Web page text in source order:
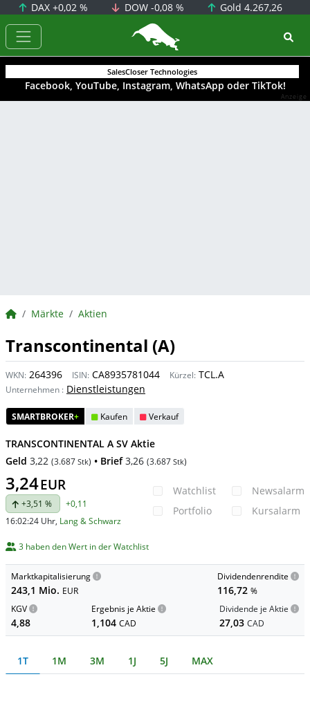
DAX+0,02 % DOW -0,08 % Gold4.267,26
BörsenNEWS.de
SalesCloser Technologies
Facebook, YouTube, Instagram, WhatsApp oder TikTok!
Anzeige
BörsenNEWS.de
Märkte Aktien
Transcontinental (A)
WKN: 264396 ISIN: CA8935781044 Kürzel: TCL.A
Unternehmen : Dienstleistungen
SMARTBROKER+ Kaufen Verkauf
TRANSCONTINENTAL A SV Aktie
Geld 3,22 (3.687 Stk) • Brief 3,26 (3.687 Stk)
3,24EUR
+3,51 %
+0,11
16:02:24 Uhr, Lang & Schwarz
Watchlist
Portfolio
Newsalarm
Kursalarm
3 haben den Wert in der Watchlist
Marktkapitalisierung
243,1 Mio. EUR
Dividendenrendite
116,72 %
KGV
4,88
Ergebnis je Aktie
1,104 CAD
Dividende je Aktie
27,03 CAD
1T 1M 3M 1J 5J MAX